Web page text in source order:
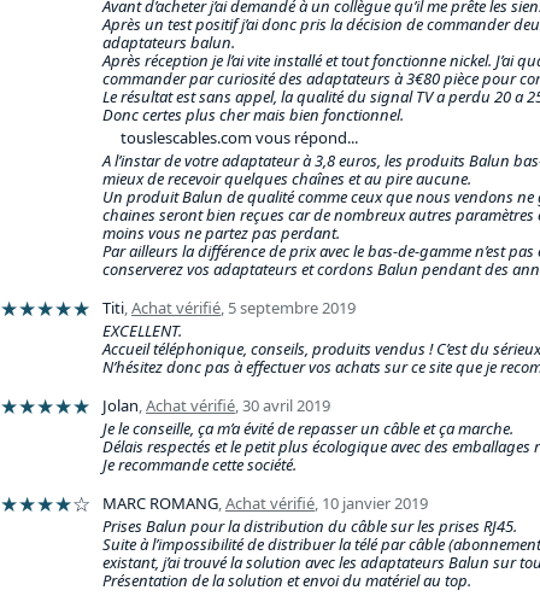
Avant d’acheter j’ai demandé à un collègue qu’il me prête les
Après un test positif j’ai donc pris la décision de commander
adaptateurs balun.
Après réception je l’ai vite installé et tout fonctionne nickel. J’ai
commander par curiosité des adaptateurs à 3€80 pièce pour
Le résultat est sans appel, la qualité du signal TV a perdu 20 a
Donc certes plus cher mais bien fonctionnel.
touslescables.com vous répond...
A l’instar de votre adaptateur à 3,8 euros, les produits Balun
mieux de recevoir quelques chaînes et au pire aucune.
Un produit Balun de qualité comme ceux que nous vendons
chaines seront bien reçues car de nombreux autres
moins vous ne partez pas perdant.
Par ailleurs la différence de prix avec le bas-de-gamme n’est
conserverez vos adaptateurs et cordons Balun pendant des
★★★★★ Titi,Achat vérifié, 5 septembre 2019
EXCELLENT.
Accueil téléphonique, conseils, produits vendus ! C’est du
N’hésitez donc pas à effectuer vos achats sur ce site que je
★★★★★ Jolan,Achat vérifié,30 avril 2019
Je le conseille, ça m’a évité de repasser un câble et ça marche.
Délais respectés et le petit plus écologique avec des emballages
Je recommande cette société.
★★★★☆ MARC ROMANG,Achat vérifié, 10 janvier 2019
Prises Balun pour la distribution du câble sur les prises RJ45.
Suite à l’impossibilité de distribuer la télé par câble (abonnement
existant, j’ai trouvé la solution avec les adaptateurs Balun sur
Présentation de la solution et envoi du matériel au top.